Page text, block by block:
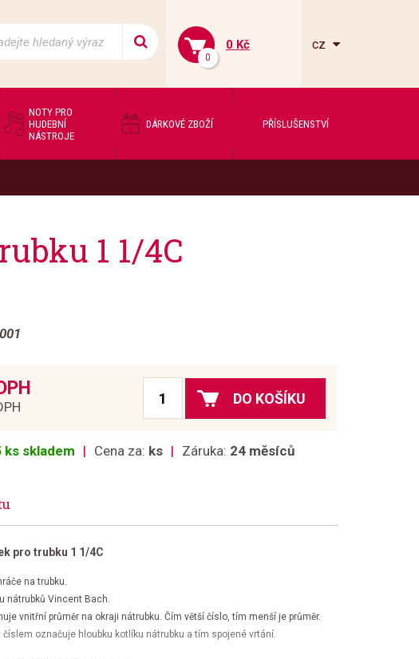
0
0 Kč cz
NOTY PRO
HUDEBNÍ
NÁSTROJE
DÁRKOVÉ ZBOŽÍ PŘÍSLUŠENSTVÍ
1 1/4C
DO KOŠÍKU
ks skladem Cena za: ks Záruka: 24 měsíců
pro trubku 1 1/4C
na trubku.
nátrubků Vincent Bach.
vnitřní průměr na okraji nátrubku. Čím větší číslo, tím menší je průměr.
označuje hloubku kotlíku nátrubku a tím spojené vrtání.